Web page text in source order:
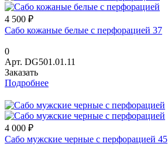
4 500 ₽
Сабо кожаные белые с перфорацией 37
0
Арт. DG501.01.11
Заказать
Подробнее
4 000 ₽
Сабо мужские черные с перфорацией 45